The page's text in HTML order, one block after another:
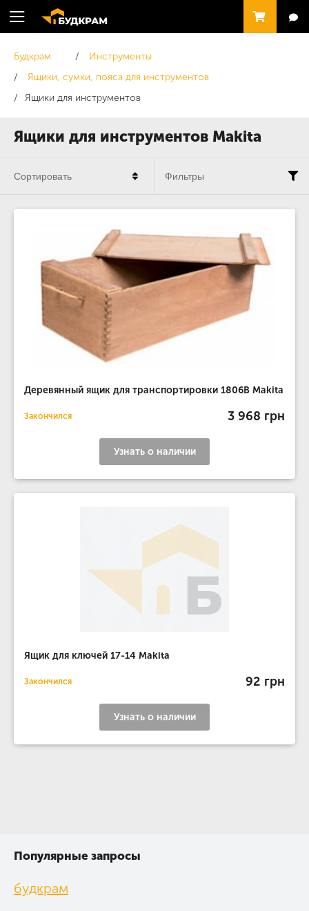
Ящики для инструментов Makita
Будкрам
Инструменты
Ящики, сумки, пояса для инструментов
Ящики для инструментов
Деревянный ящик для транспортировки 1806B Makita
Закончился 3 968 грн
Узнать о наличии
Ящик для ключей 17-14 Makita
Закончился 92 грн
Узнать о наличии
Популярные запросы
будкрам
Сортировать Фильтры